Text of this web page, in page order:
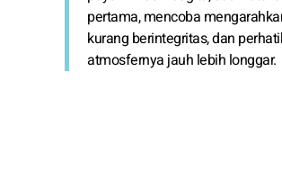
pertama, mencoba
kurang berintegritas, dan
atmosfernya jauh lebih longgar.